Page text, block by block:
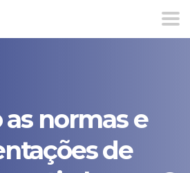
as normas e
de